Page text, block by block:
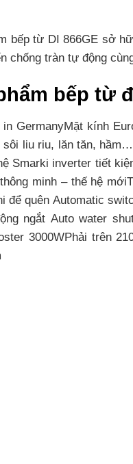
bếp từ DI 866GE sở
chống tràn tự động
bếp từ
GermanyMặt kính
sôi liu riu, lăn tăn,
Smarki inverter tiết
minh – thế hệ
để quên Automatic
ngắt Auto water
3000WPhải trên